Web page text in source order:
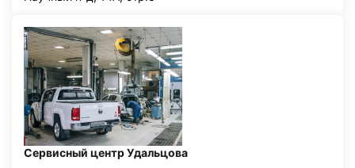
Сервисный центр Удальцова